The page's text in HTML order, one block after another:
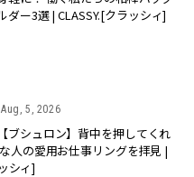
ダー3選 | CLASSY.[クラッシィ]
Aug, 5, 2026
ブシュロン】背中を押してくれ
人の愛用お仕事リングを拝見 |
シィ]